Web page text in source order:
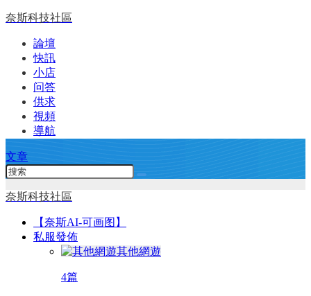
奈斯科技社區
論壇
快訊
小店
问答
供求
視頻
導航
文章
奈斯科技社區
【奈斯AI-可画图】
私服發佈
其他網遊
4篇